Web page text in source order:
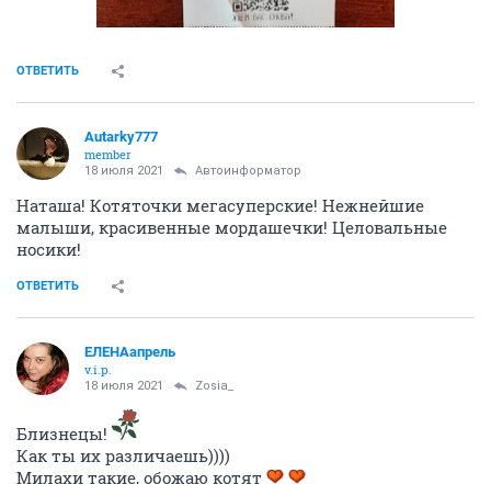
ОТВЕТИТЬ
Autarky777
member
18 июля 2021 Автоинформатор
Наташа! Котяточки мегасуперские! Нежнейшие
малыши, красивенные мордашечки! Целовальные
носики!
ОТВЕТИТЬ
ЕЛЕНАапрель
v.i.p.
18 июля 2021 Zosia_
Близнецы!
Как ты их различаешь))))
Милахи такие, обожаю котят